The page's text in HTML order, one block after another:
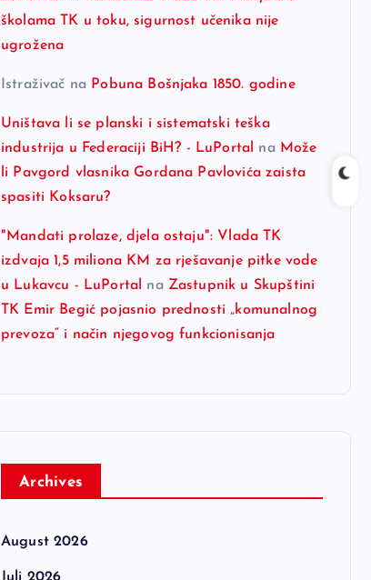
školama TK u toku, sigurnost učenika nije
ugrožena
Istraživač na Pobuna Bošnjaka 1850. godine
Uništava li se planski i sistematski teška
industrija u Federaciji BiH? - LuPortal
na Može
li Pavgord vlasnika Gordana Pavlovića zaista
spasiti Koksaru?
"Mandati prolaze, djela ostaju": Vlada TK
izdvaja 1,5 miliona KM za rješavanje pitke vode
u Lukavcu - LuPortal
na Zastupnik u Skupštini
TK Emir Begić pojasnio prednosti „komunalnog
prevoza“ i način njegovog funkcionisanja
Archives
August 2026
Juli 2026